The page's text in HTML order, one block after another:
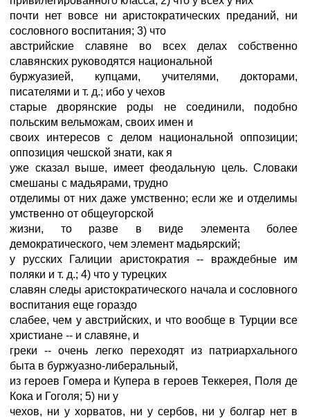
почти нет вовсе ни аристократических преданий, ни
сословного воспитания; 3) что
австрийские славяне во всех делах собственно
славянских руководятся национальной
буржуазией, купцами, учителями, докторами,
писателями и т. д.; ибо у чехов
старые дворянские роды не соединили, подобно
польским вельможам, своих имен и
своих интересов с делом национальной оппозиции;
оппозиция чешской знати, как я
уже сказал выше, имеет феодальную цель. Словаки
смешаны с мадьярами, трудно
отделимы от них даже умственно; если же и отделимы
умственно от общеугорской
жизни, то разве в виде элемента более
демократического, чем элемент мадьярский;
у русских Галиции аристократия -- враждебные им
поляки и т. д.; 4) что у турецких
славян следы аристократического начала и сословного
воспитания еще гораздо
слабее, чем у австрийских, и что вообще в Турции все
христиане -- и славяне, и
греки -- очень легко переходят из патриархального
быта в буржуазно-либеральный,
из героев Гомера и Купера в героев Теккерея, Поля де
Кока и Гоголя; 5) ни у
чехов, ни у хорватов, ни у сербов, ни у болгар нет в